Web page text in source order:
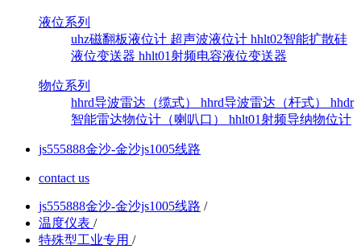
液位系列
uhz磁翻板液位计 超声波液位计 hhlt02智能扩散硅
液位变送器 hhlt01射频电容液位变送器
物位系列
hhrd导波雷达（缆式） hhrd导波雷达（杆式） hhdr
智能雷达物位计（喇叭口） hhlt01射频导纳物位计
js555888金沙-金沙js1005线路
contact us
js555888金沙-金沙js1005线路 /
温度仪表 /
特殊型工业专用 /